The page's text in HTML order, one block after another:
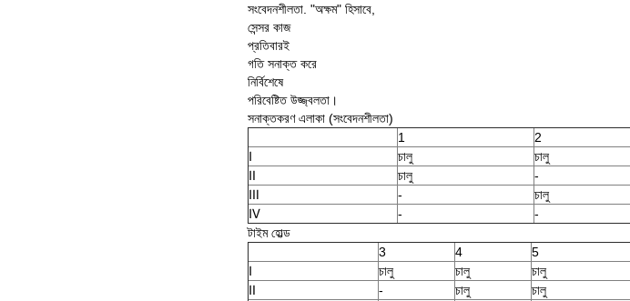
সংবেদনশীলতা. "অক্ষম" হিসাবে,
সেন্সর কাজ
প্রতিবারই
গতি সনাক্ত করে
নির্বিশেষে
পরিবেষ্টিত উজ্জ্বলতা।
সনাক্তকরণ এলাকা (সংবেদনশীলতা)
1
2
Ⅰ
চালু চালু
Ⅱ
চালু -
Ⅲ
- চালু
Ⅳ
- -
টাইম হোল্ড
3
4
5
Ⅰ
চালু চালু চালু
Ⅱ
- চালু চালু